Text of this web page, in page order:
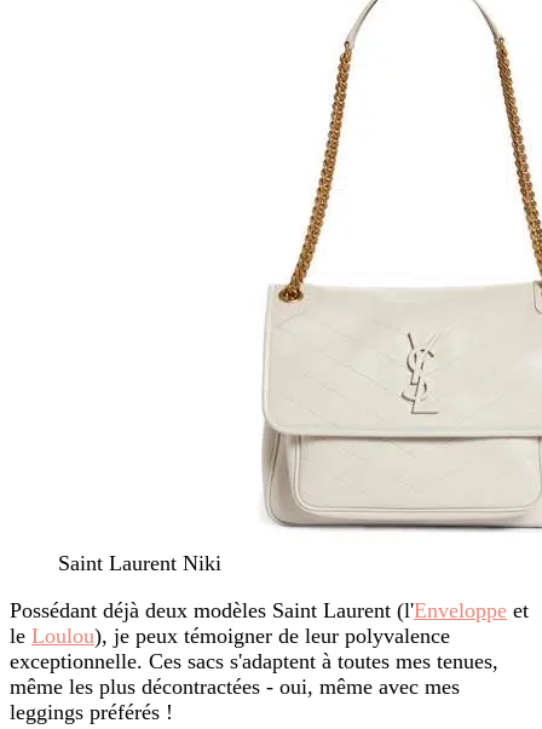
Saint Laurent Niki
Possédant déjà deux modèles Saint Laurent (l'Enveloppe et
le Loulou), je peux témoigner de leur polyvalence
exceptionnelle. Ces sacs s'adaptent à toutes mes tenues,
même les plus décontractées - oui, même avec mes
leggings préférés !